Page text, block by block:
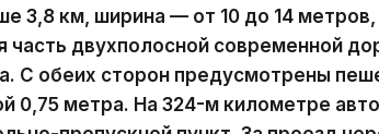
3,8 км, ширина — от 10 до 14
часть двухполосной современной
С обеих сторон предусмотрены
0,75 метра. На 324-м километре